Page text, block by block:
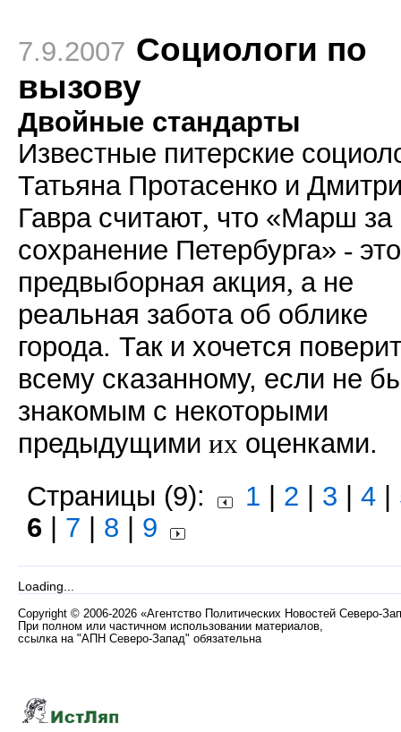
7.9.2007 Социологи по
вызову
Двойные стандарты
Известные питерские
Татьяна Протасенко и
Гавра считают, что «Марш за
сохранение Петербурга» - это
предвыборная акция, а не
реальная забота об облике
города. Так и хочется
всему сказанному, если не
знакомым с некоторыми
предыдущими их оценками.
Страницы (9): 1 | 2 | 3 | 4 |
6 | 7 | 8 | 9
Loading...
Copyright © 2006-2026 «Агентство Политических Новостей Северо-
При полном или частичном использовании материалов,
ссылка на "АПН Северо-Запад" обязательна